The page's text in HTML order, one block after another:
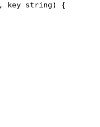
key string) {